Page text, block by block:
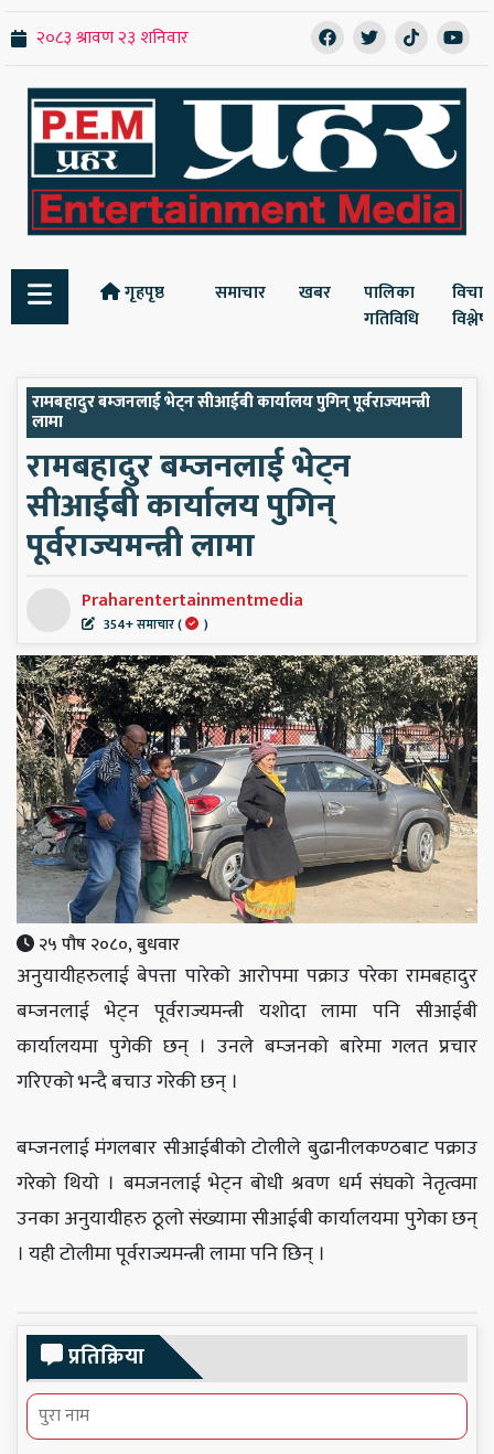
गृहपृष्ठ समाचार खबर
पालिका
गतिविधि
रामबहादुर बम्जनलाई भेट्न सीआईबी कार्यालय पुगिन् पूर्वराज्यमन्त्री
लामा
रामबहादुर बम्जनलाई भेट्न
सीआईबी कार्यालय पुगिन्
पूर्वराज्यमन्त्री लामा
Praharentertainmentmedia
354+ समाचार ( )
२५ पौष २०८०, बुधवार
अनुयायीहरुलाई बेपत्ता पारेको आरोपमा पक्राउ परेका रामबहादुर
बम्जनलाई भेट्न पूर्वराज्यमन्त्री यशोदा लामा पनि सीआईबी
कार्यालयमा पुगेकी छन् । उनले बम्जनको बारेमा गलत प्रचार
गरिएको भन्दै बचाउ गरेकी छन् ।
बम्जनलाई मंगलबार सीआईबीको टोलीले बुढानीलकण्ठबाट पक्राउ
गरेको थियो । बमजनलाई भेट्न बोधी श्रवण धर्म संघको नेतृत्वमा
उनका अनुयायीहरु ठूलो संख्यामा सीआईबी कार्यालयमा पुगेका छन्
। यही टोलीमा पूर्वराज्यमन्त्री लामा पनि छिन् ।
प्रतिक्रिया